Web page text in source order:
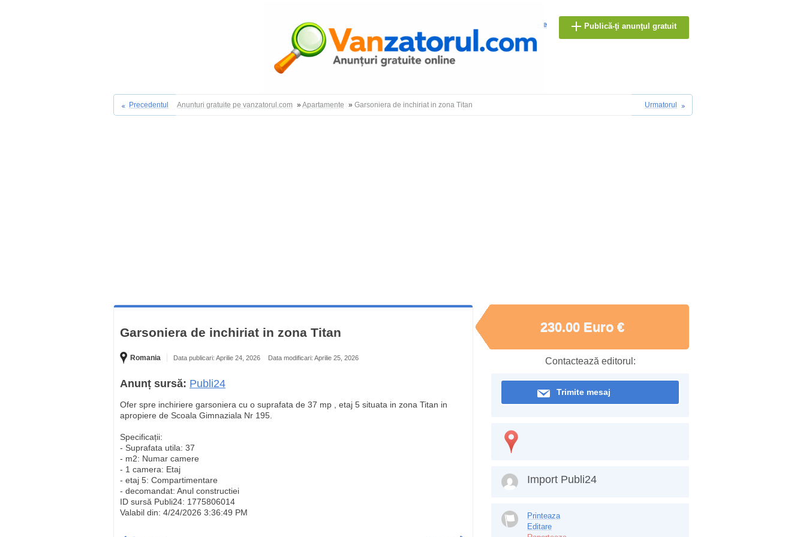
Autentificare Publică-ţi anunţul gratuit
Precedentul Urmatorul
Anunturi gratuite pe vanzatorul.com »Apartamente » Garsoniera de inchiriat in zona Titan
Garsoniera de inchiriat in zona Titan
Romania Data publicari: Aprilie 24, 2026 Data modificari: Aprilie 25, 2026
Anunț sursă: Publi24
Ofer spre inchiriere garsoniera cu o suprafata de 37 mp , etaj 5 situata in zona Titan in
apropiere de Scoala Gimnaziala Nr 195.
Specificații:
- Suprafata utila: 37
- m2: Numar camere
- 1 camera: Etaj
- etaj 5: Compartimentare
- decomandat: Anul constructiei
ID sursă Publi24: 1775806014
Valabil din: 4/24/2026 3:36:49 PM
230.00 Euro €
Contactează editorul:
Trimite mesaj
Import Publi24
Printeaza
Editare